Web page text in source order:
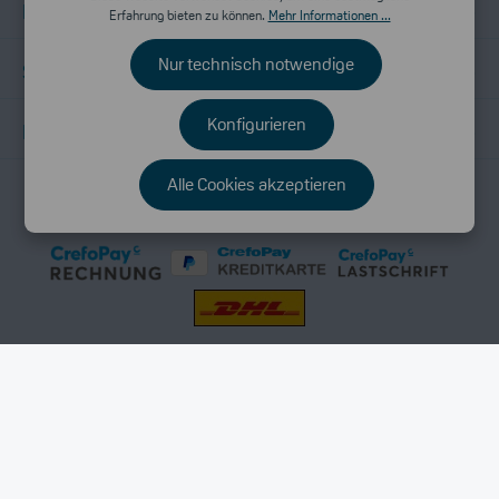
Folge uns
Informationen
Shopservice
Erfahrung bieten zu können. Mehr Informationen ...
Nur technisch notwendige
Konfigurieren
Alle Cookies akzeptieren